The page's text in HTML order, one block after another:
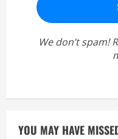
We don’t spam!
YOU MAY HAVE